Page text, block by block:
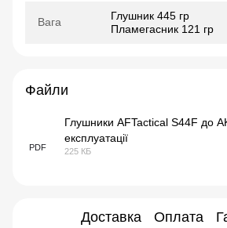
Вага
Глушник 445 гр
Пламегасник 121 гр
Файли
PDF
Глушники AFTactical S44F до
експлуатації
225 КБ
Доставка Оплата